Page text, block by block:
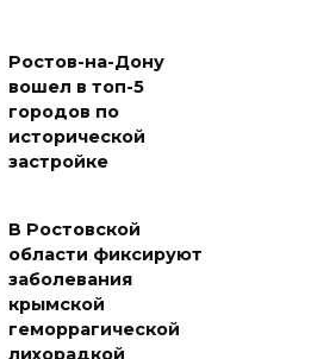
Ростов-на-Дону
вошел в топ-5
городов по
исторической
застройке
В Ростовской
области фиксируют
заболевания
крымской
геморрагической